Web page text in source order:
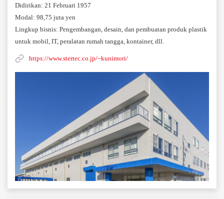
Didirikan: 21 Februari 1957
Modal: 98,75 juta yen
Lingkup bisnis: Pengembangan, desain, dan pembuatan produk plastik
untuk mobil, IT, peralatan rumah tangga, kontainer, dll.
https://www.stertec.co.jp/~kunimori/